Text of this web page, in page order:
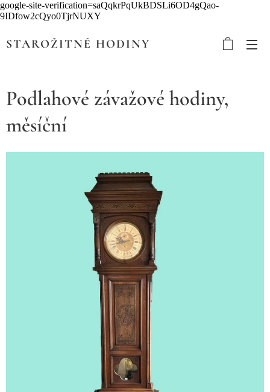
google-site-verification=saQqkrPqUkBDSLi6OD4gQao-
9IDfow2cQyo0TjrNUXY
STAROŽITNÉ HODINY
Podlahové závažové hodiny,
měsíční